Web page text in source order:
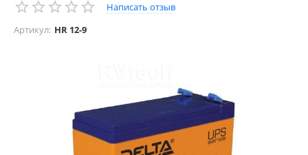
Написать отзыв
Артикул: HR 12-9